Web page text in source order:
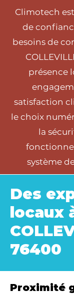
Climotech
de
besoins de
présence
satisfaction
le choix
la
système
Des
locaux
76400
Proximité